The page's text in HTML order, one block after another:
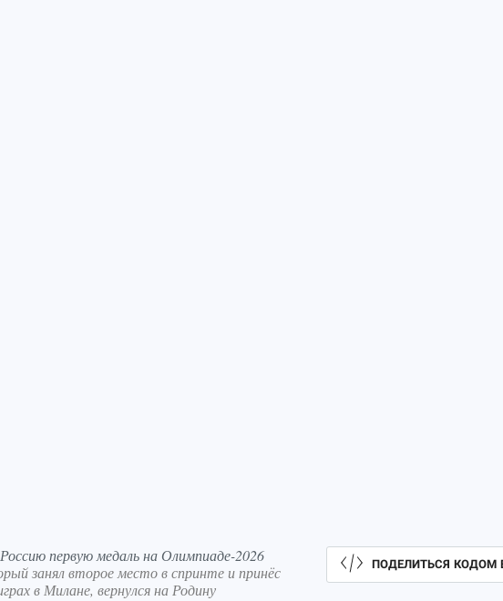
первую медаль на Олимпиаде-2026
занял второе место в спринте и принёс
в Милане, вернулся на Родину
ПОДЕЛИТЬСЯ КОДОМ